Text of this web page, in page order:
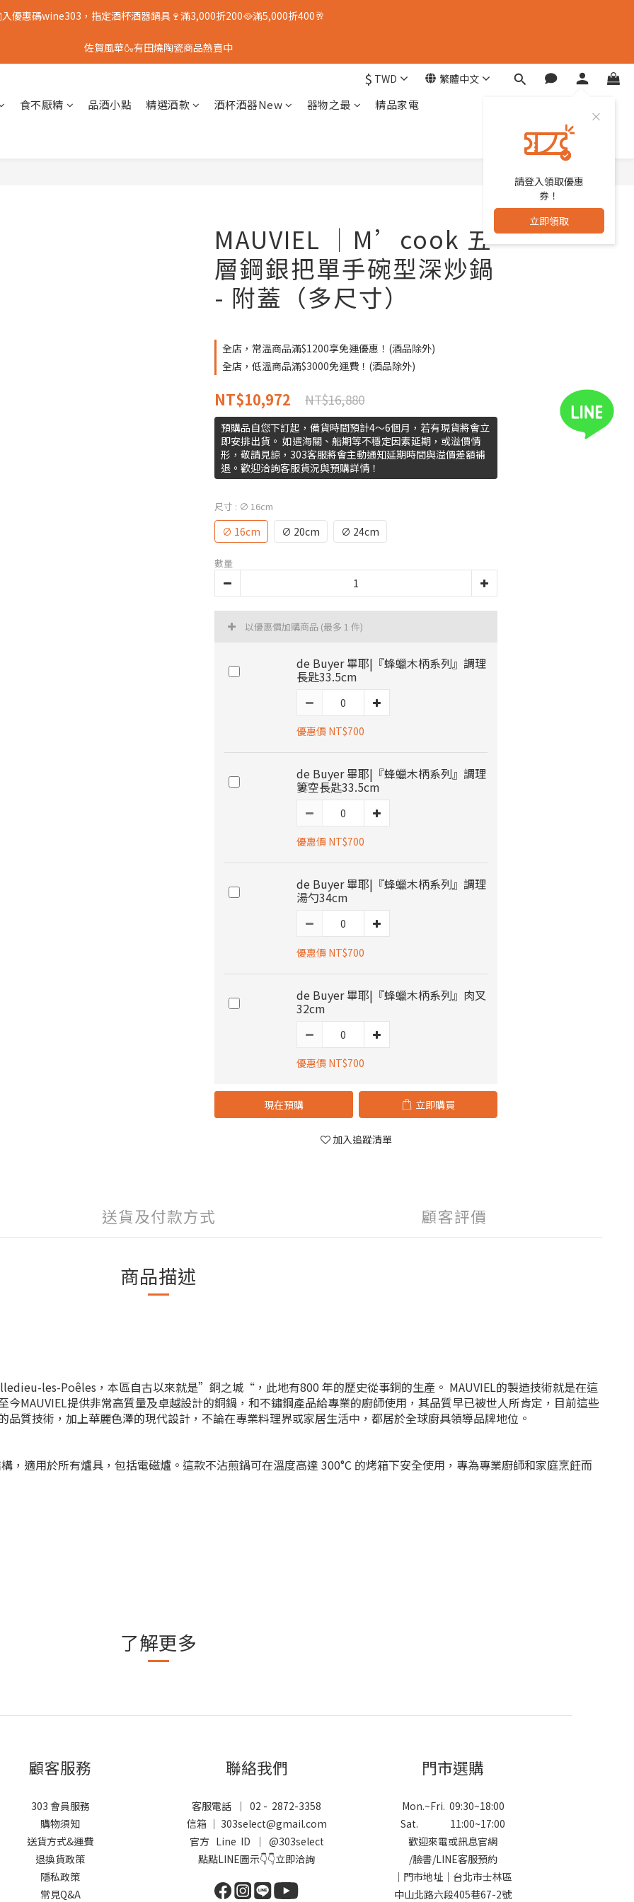
優惠碼wine303，指定酒杯酒器鍋具🍷滿3,000折200🥘滿5,000折400🥂
佐賀風華🍶有田燒陶瓷商品熱賣中
$ TWD 繁體中文
請登入領取優惠
券！
立即領取
食不厭精 品酒小點 精選酒款 酒杯酒器New 器物之最 精品家電
MAUVIEL │M’cook 五
層鋼銀把單手碗型深炒鍋
- 附蓋（多尺寸）
全店，常溫商品滿$1200享免運優惠！(酒品除外)
全店，低溫商品滿$3000免運費！(酒品除外)
NT$16,880
NT$10,972
預購品自您下訂起，備貨時間預計4～6個月，若有現貨將會立
即安排出貨。 如遇海關、船期等不穩定因素延期，或溢價情
形，敬請見諒，303客服將會主動通知延期時間與溢價差額補
退。歡迎洽詢客服貨況與預購詳情！
尺寸 : ∅ 16cm
∅ 16cm ∅ 20cm ∅ 24cm
數量
以優惠價加購商品 (最多 1 件)
de Buyer 畢耶|『蜂蠟木柄系列』調理
長匙33.5cm
優惠價 NT$700
de Buyer 畢耶|『蜂蠟木柄系列』調理
簍空長匙33.5cm
優惠價 NT$700
de Buyer 畢耶|『蜂蠟木柄系列』調理
湯勺34cm
優惠價 NT$700
de Buyer 畢耶|『蜂蠟木柄系列』肉叉
32cm
優惠價 NT$700
現在預購 立即購買
加入追蹤清單
送貨及付款方式 顧客評價
商品描述
les-Poêles，本區自古以來就是”銅之城“，此地有800 年的歷史從事銅的生產。 MAUVIEL的製造技術就是在這
MAUVIEL提供非常高質量及卓越設計的銅鍋，和不鏽鋼產品給專業的廚師使用，其品質早已被世人所肯定，目前這些
質技術，加上華麗色澤的現代設計，不論在專業料理界或家居生活中，都居於全球廚具領導品牌地位。
，適用於所有爐具，包括電磁爐。這款不沾煎鍋可在溫度高達 300°C 的烤箱下安全使用，專為專業廚師和家庭烹飪而
了解更多
立即購買
顧客服務
303 會員服務
購物須知
送貨方式&運費
退換貨政策
隱私政策
常見Q&A
聯絡我們
客服電話 ｜ 02 - 2872-3358
信箱 ｜ 303select@gmail.com
官方 Line ID ｜ @303select
點點LINE圖示👇👇立即洽詢
門市選購
Mon.~Fri. 09:30~18:00
Sat. 11:00~17:00
歡迎來電或訊息官網
/臉書/LINE客服預約
｜門市地址｜台北市士林區
中山北路六段405巷67-2號